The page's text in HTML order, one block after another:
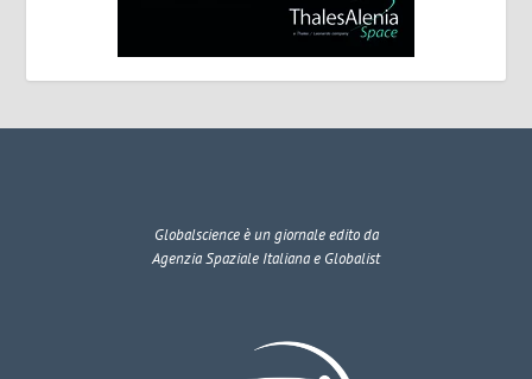
Globalscienceè un giornale edito da
Agenzia Spaziale Italiana e Globalist